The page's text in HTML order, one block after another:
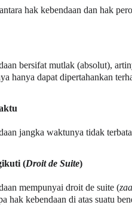
hak kebendaan dan hak
bersifat mutlak (absolut),
hanya dapat dipertahankan
jangka waktunya tidak
(Droit de Suite)
mempunyai droit de suite (
hak kebendaan di atas suatu